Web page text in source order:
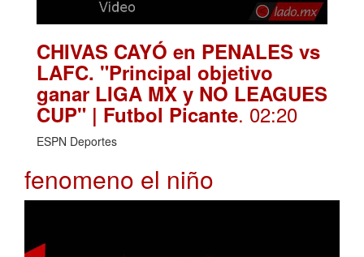
CHIVAS CAYÓ en PENALES vs
LAFC. "Principal objetivo
ganar LIGA MX y NO LEAGUES
CUP" | Futbol Picante. 02:20
ESPN Deportes
fenomeno el niño